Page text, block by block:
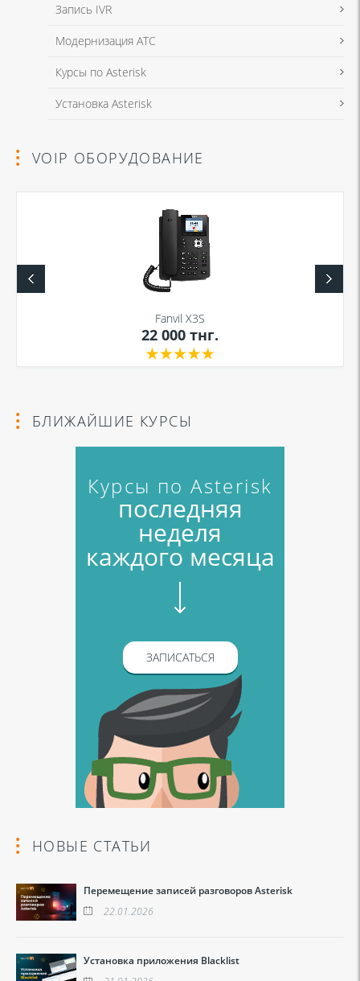
Запись IVR
Модернизация АТС
Курсы по Asterisk
Установка Asterisk
VOIP ОБОРУДОВАНИЕ
Fanvil X3S
22 000 тнг.
БЛИЖАЙШИЕ КУРСЫ
Курсы по Asterisk
последняя
неделя
каждого месяца
ЗАПИСАТЬСЯ
НОВЫЕ СТАТЬИ
Перемещение записей разговоров Asterisk
22.01.2026
Установка приложения Blacklist